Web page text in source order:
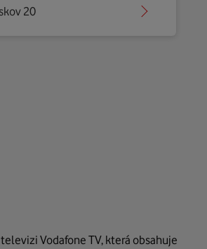
20
Vodafone TV, která obsahuje